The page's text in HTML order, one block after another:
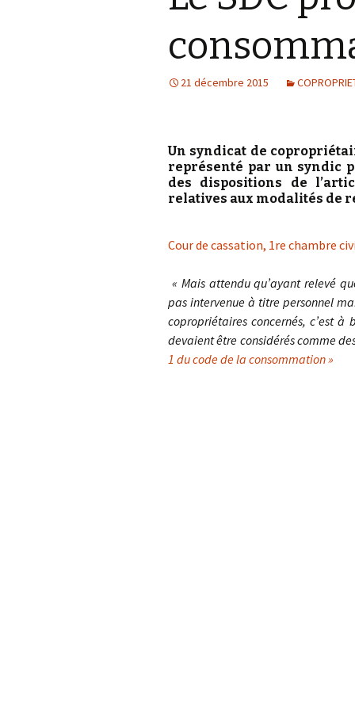
Cession
de fonds de
Recouvrement
Procédures
Responsabilité
Concurrence
Transport
Vous avez un
votre vie
accident ou
pour une
un délit ou un
Vous avez un
Vous avez un
votre
Recours
21 décembre 2015
Un syndicat de
représenté par un syndic
des dispositions de
relatives aux modalités de
Cour de cassation, 1re chambre
« Mais attendu qu’ayant relevé
pas intervenue à titre personnel
copropriétaires concernés, c’est
devaient être considérés comme
1 du code de la consommation »